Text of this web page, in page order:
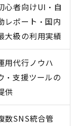
心者向けUI・自
レポート・国内
大級の利用実績
用代行ノウハ
・支援ツールの
供
数SNS統合管